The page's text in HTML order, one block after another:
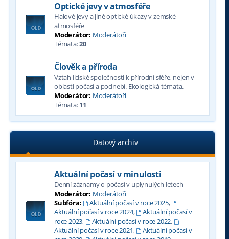
Optické jevy v atmosféře
Halové jevy a jiné optické úkazy v zemské
atmosféře
Moderátor: Moderátoři
Témata:20
Člověk a příroda
Vztah lidské společnosti k přírodní sféře, nejen v
oblasti počasí a podnebí. Ekologická témata.
Moderátor: Moderátoři
Témata:11
Datový archiv
Aktuální počasí v minulosti
Denní záznamy o počasí v uplynulých letech
Moderátor: Moderátoři
Subfóra:
Aktuální počasí v roce 2025,
Aktuální počasí v roce 2024,
Aktuální počasí v
roce 2023, Aktuální počasí v roce 2022,
Aktuální počasí v roce 2021,
Aktuální počasí v